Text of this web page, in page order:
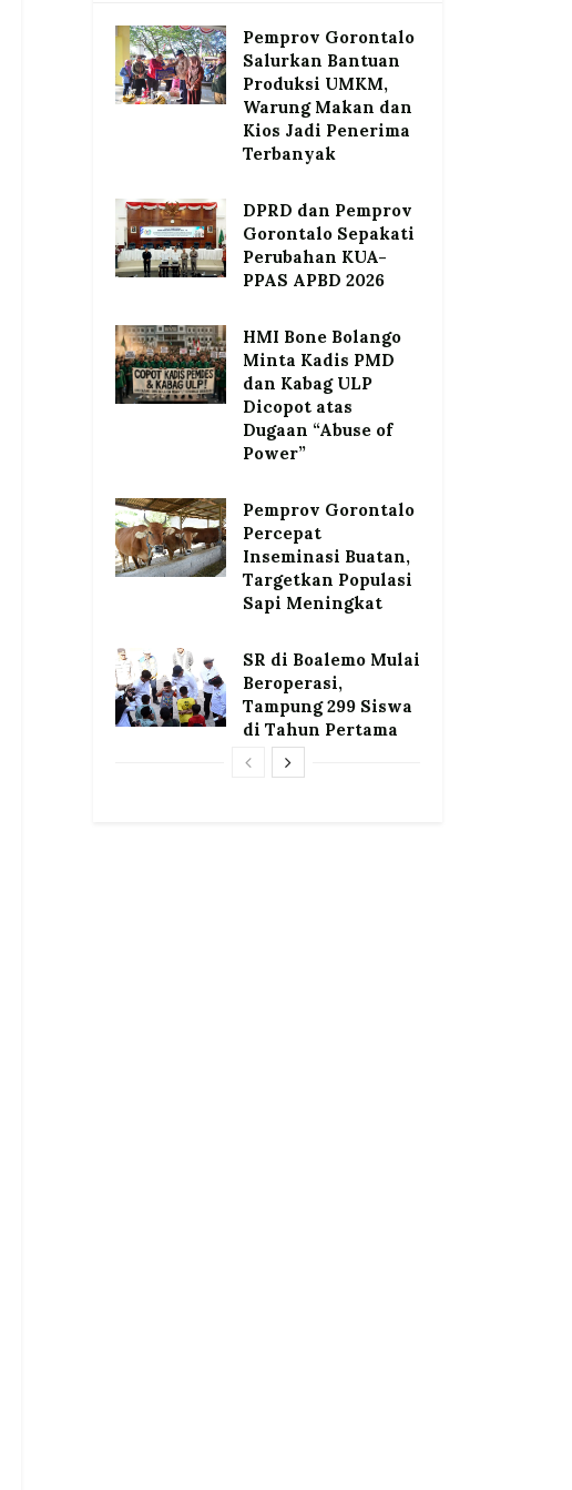
Pemprov Gorontalo
Salurkan Bantuan
Produksi UMKM,
Warung Makan dan
Kios Jadi Penerima
Terbanyak
DPRD dan Pemprov
Gorontalo Sepakati
Perubahan KUA-
PPAS APBD 2026
HMI Bone Bolango
Minta Kadis PMD
dan Kabag ULP
Dicopot atas
Dugaan “Abuse of
Power”
Pemprov Gorontalo
Percepat
Inseminasi Buatan,
Targetkan Populasi
Sapi Meningkat
SR di Boalemo Mulai
Beroperasi,
Tampung 299 Siswa
di Tahun Pertama